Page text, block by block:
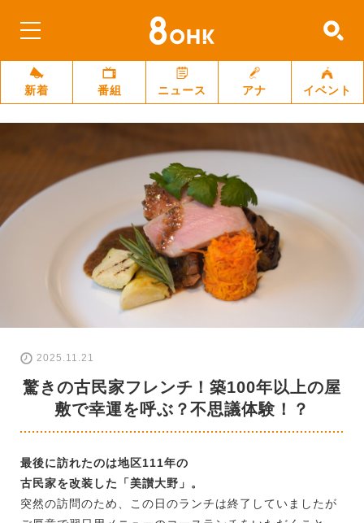
新着 番組 ニュース アナ イベント
2025.11.21
驚きの古民家フレンチ！築100年以上の屋
敷で幸運を呼ぶ？不思議体験！？
最後に訪れたのは地区111年の
古民家を改装した「美讃大野」。
突然の訪問のため、この日のランチは終了していましたが